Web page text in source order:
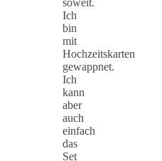
Ich
bin
mit
Hochzeitskarten
gewappnet.
Ich
kann
aber
auch
einfach
das
Set